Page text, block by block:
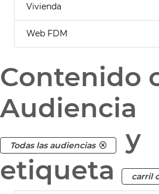
Vivienda
Web FDM
Contenido
Audiencia
Todas las audiencias
y
etiqueta
carril